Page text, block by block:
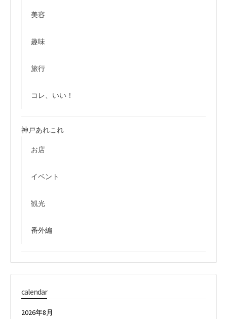
美容
趣味
旅行
コレ、いい！
神戸あれこれ
お店
イベント
観光
番外編
calendar
2026年8月